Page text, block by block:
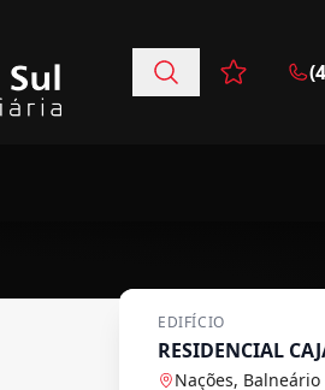
Favoritos
EDIFÍCIO
RESIDENCIAL
Nações,